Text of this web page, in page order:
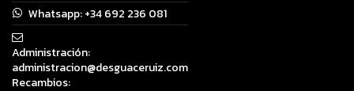
Whatsapp:+34 692 236 081
Administración:
administracion@desguaceruiz.com
Recambios: